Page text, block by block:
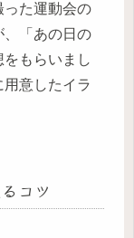
った運動会の
、「あの日の
もらいまし
意したイラ
コツ